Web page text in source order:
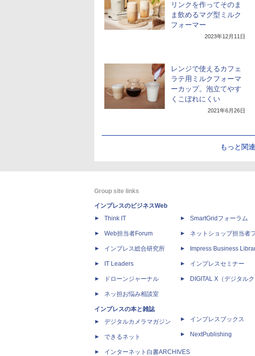
リンクを作ってそのま
ま飲めるマグ型ミルク
フォーマー
2023年12月11日
レンジで使えるカフェ
ラテ用ミルクフォーマ
ーカップ。泡立てやす
くこぼれにくい
2021年6月26日
もっと関
Group site links
インプレスのビジネスWeb
Think IT
Web担当者Forum
インプレス総合研究所
IT Leaders
ドローンジャーナル
ネッ担お悩み相談室
インプレスの本と雑誌
デジタルカメラマガジン
できるネット
インターネット白書ARCHIVES
SmartGridフォーラム
ネットショップ担当者
Impress Business
インプレスセミナー
DIGITAL X（デジタルク
インプレスブックス
NextPublishing